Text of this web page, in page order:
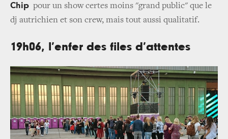
Chip pour un show certes moins "grand public" que le
dj autrichien et son crew, mais tout aussi qualitatif.
19h06, l’enfer des files d’attentes